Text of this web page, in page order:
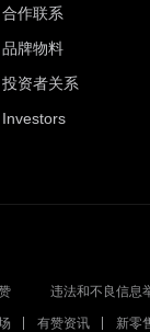
合作联系
品牌物料
投资者关系
Investors
违法和不良信息
有赞资讯 新零